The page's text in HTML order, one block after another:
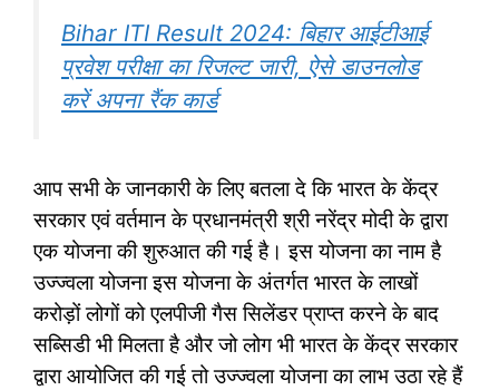
Bihar ITI Result 2024: बिहार आईटीआई
प्रवेश परीक्षा का रिजल्ट जारी, ऐसे डाउनलोड
करें अपना रैंक कार्ड
आप सभी के जानकारी के लिए बतला दे कि भारत के केंद्र
सरकार एवं वर्तमान के प्रधानमंत्री श्री नरेंद्र मोदी के द्वारा
एक योजना की शुरुआत की गई है। इस योजना का नाम है
उज्ज्वला योजना इस योजना के अंतर्गत भारत के लाखों
करोड़ों लोगों को एलपीजी गैस सिलेंडर प्राप्त करने के बाद
सब्सिडी भी मिलता है और जो लोग भी भारत के केंद्र सरकार
द्वारा आयोजित की गई तो उज्ज्वला योजना का लाभ उठा रहे हैं